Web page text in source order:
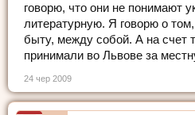
говорю, что они не понимают
литературную. Я говорю о
быту, между собой. А на счет
принимали во Львове за
24 чер 2009